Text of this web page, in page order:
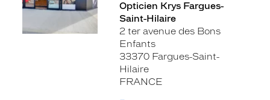
Opticien Krys Fargues-
Saint-Hilaire
2 ter avenue des Bons
Enfants
33370 Fargues-Saint-
Hilaire
FRANCE